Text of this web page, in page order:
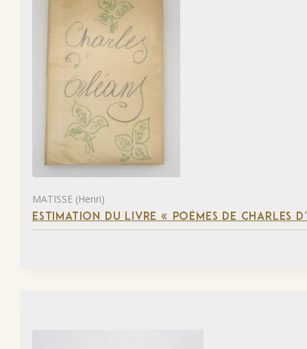
MATISSE (Henri)
ESTIMATION DU LIVRE « POÈMES DE CHARLES